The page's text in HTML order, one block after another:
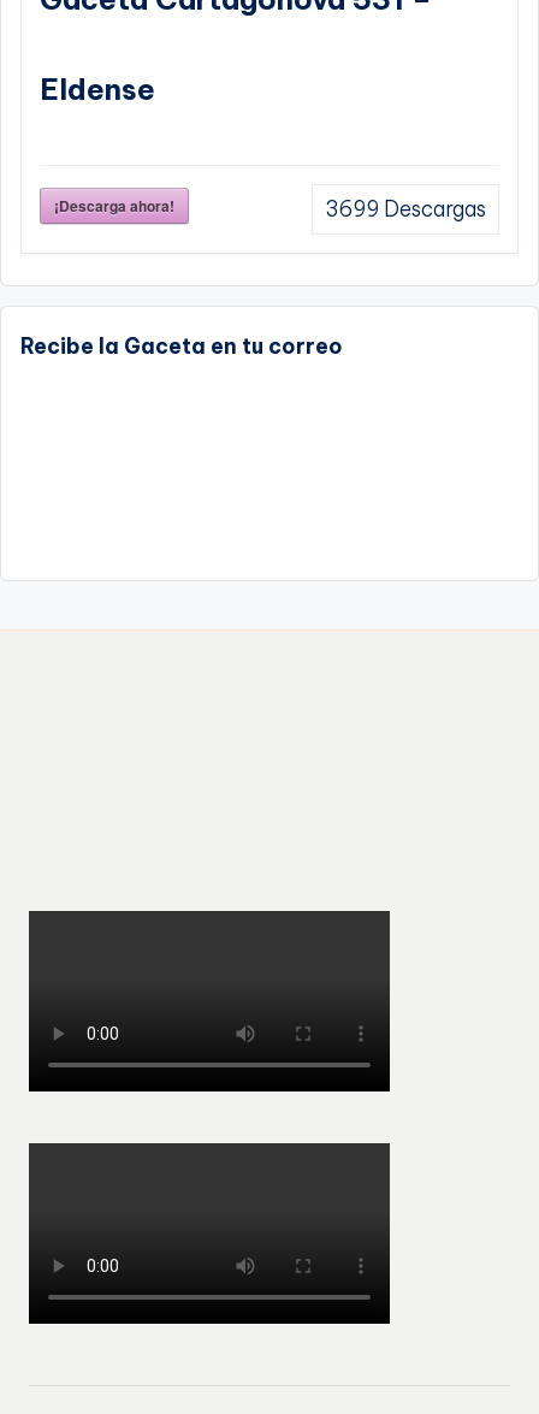
Eldense
¡Descarga ahora! 3699 Descargas
Recibe la Gaceta en tu correo